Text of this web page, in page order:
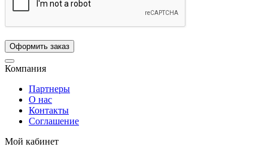
Компания
Партнеры
О нас
Контакты
Соглашение
Мой кабинет